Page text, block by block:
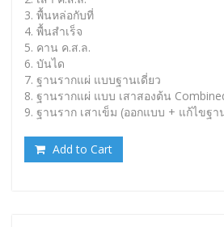
3. พื้นหล่อกับที่
4. พื้นสำเร็จ
5. คาน ค.ส.ล.
6. บันได
7. ฐานรากแผ่ แบบฐานเดี่ยว
8. ฐานรากแผ่ แบบ เสาสองต้น
9. ฐานราก เสาเข็ม (ออกแบบ + แก้ไขฐา
Add to Cart